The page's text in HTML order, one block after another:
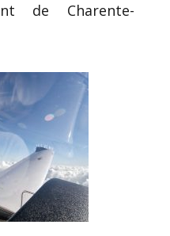
de Charente-